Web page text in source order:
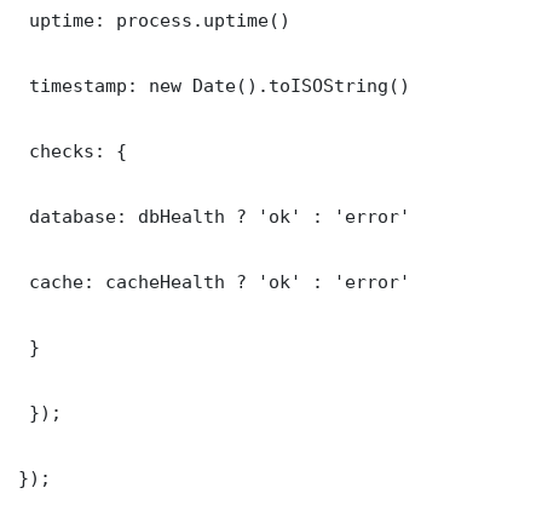
uptime: process.uptime()
timestamp: new Date().toISOString()
checks: {
database: dbHealth ? 'ok' : 'error'
cache: cacheHealth ? 'ok' : 'error'
}
});
});